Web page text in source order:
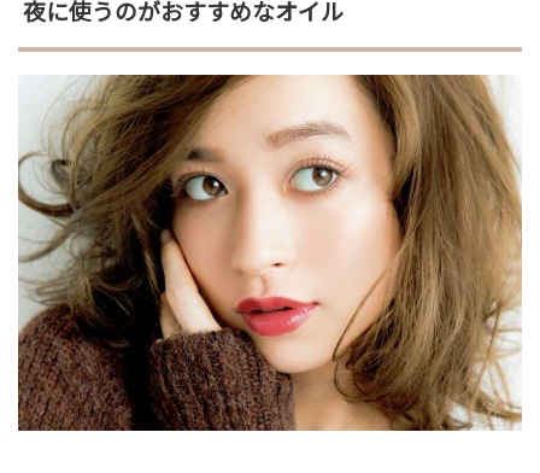
夜に使うのがおすすめなオイル